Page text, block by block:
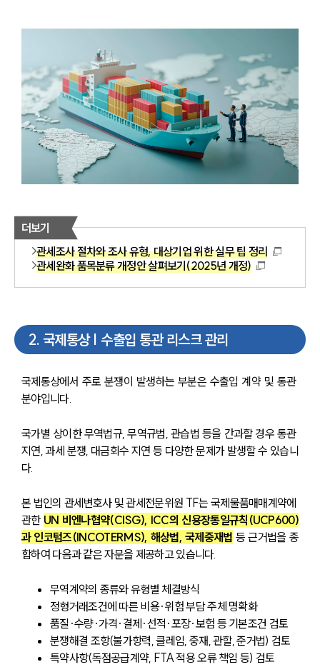
더보기
관세조사 절차와 조사 유형, 대상기업 위한 실무 팁 정리
관세완화 품목분류 개정안 살펴보기(2025년 개정)
2. 국제통상 | 수출입 통관 리스크 관리
국제통상에서 주로 분쟁이 발생하는 부분은 수출입 계약 및 통관
분야입니다.
국가별 상이한 무역법규, 무역규범, 관습법 등을 간과할 경우 통관
지연, 과세 분쟁, 대금회수 지연 등 다양한 문제가 발생할 수 있습니
다.
본 법인의 관세변호사 및 관세전문위원 TF는 국제물품매매계약에
관한 UN 비엔나협약(CISG), ICC의 신용장통일규칙(UCP600)
과 인코텀즈(INCOTERMS), 해상법, 국제중재법 등 근거법을 종
합하여 다음과 같은 자문을 제공하고 있습니다.
무역계약의 종류와 유형별 체결방식
정형거래조건에 따른 비용·위험 부담 주체 명확화
품질·수량·가격·결제·선적·포장·보험 등 기본조건 검토
분쟁해결 조항(불가항력, 클레임, 중재, 관할, 준거법) 검토
특약사항(독점공급계약, FTA 적용 오류 책임 등) 검토